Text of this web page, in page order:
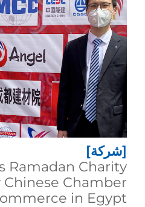
[شركة]
Ramadan Charity
Chamber
in Egypt